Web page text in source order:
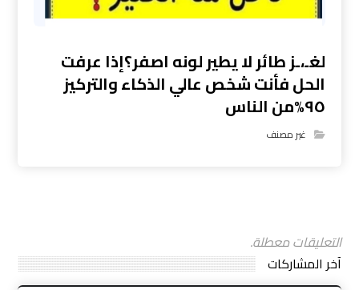
لغـ،ـز طائر لا يطير لونه اصفر؟إذا عرفت
الحل فأنت شخص عالي الذكاء والتركيز
٩٥%من الناس
غير مصنف
التعليقات معطلة.
آخر المشاركات